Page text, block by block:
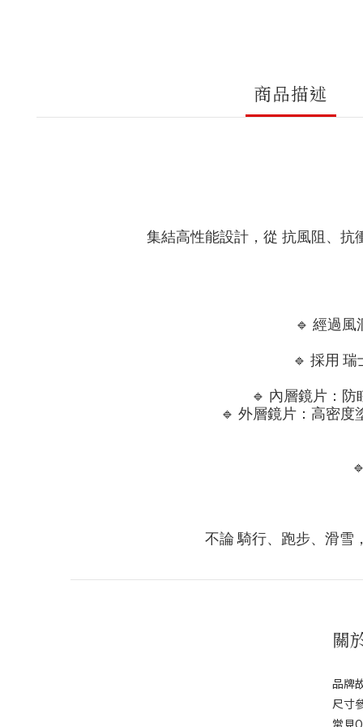
商品描述
集結高性能設計，從 抗風阻、抗
🔹 經過風
🔹 採用 瑞
🔹 內層鏡片：防
🔹 外層鏡片：高密度
不論 騎行、跑步、滑雪
關
品牌
尺寸
常見